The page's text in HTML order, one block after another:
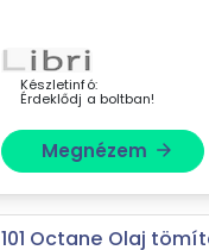
elől. Köztük volt Bagár
Készletinfó:
Érdeklődj a boltban!
Megnézem arrow_forward
101 Octane Olaj